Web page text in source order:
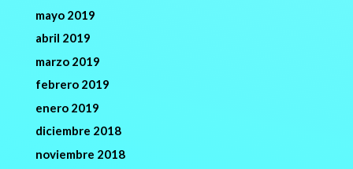
mayo 2019
abril 2019
marzo 2019
febrero 2019
enero 2019
diciembre 2018
noviembre 2018